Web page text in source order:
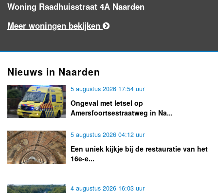
Woning Raadhuisstraat 4A Naarden
Meer woningen bekijken
Nieuws in Naarden
5 augustus 2026 17:54 uur
Ongeval met letsel op
Amersfoortsestraatweg in Na...
5 augustus 2026 04:12 uur
Een uniek kijkje bij de restauratie van het
16e-e...
4 augustus 2026 16:03 uur